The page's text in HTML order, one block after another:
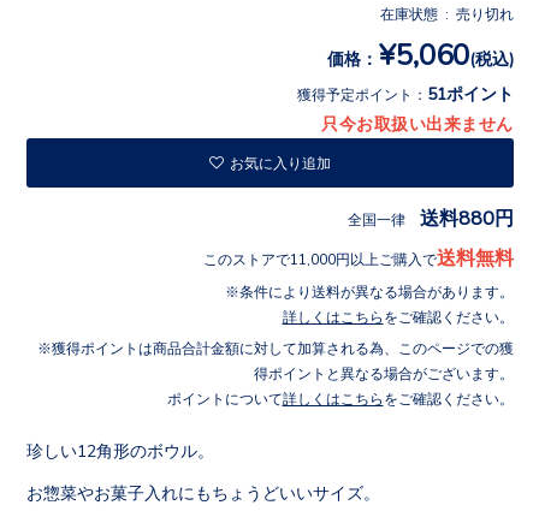
在庫状態 : 売り切れ
価格： ¥5,060(税込)
獲得予定ポイント： 51ポイント
只今お取扱い出来ません
お気に入り追加
全国一律 送料880円
このストアで11,000円以上ご購入で送料無料
条件により送料が異なる場合があります。
詳しくはこちら をご確認ください。
獲得ポイントは商品合計金額に対して加算される為、このページでの獲
得ポイントと異なる場合がございます。
ポイントについて詳しくはこちら をご確認ください。
珍しい12角形のボウル。
お惣菜やお菓子入れにもちょうどいいサイズ。